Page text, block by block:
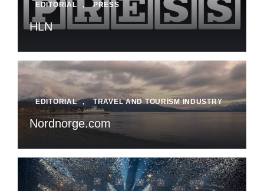
EDITORIAL , PRESS
HLN
EDITORIAL , TRAVEL AND TOURISM INDUSTRY
Nordnorge.com